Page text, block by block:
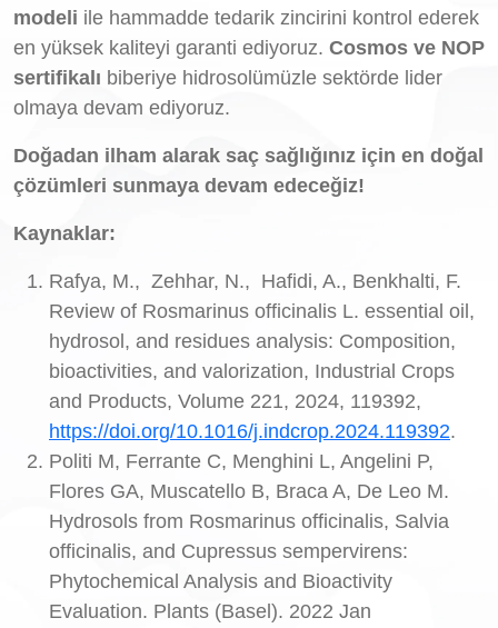
modeli ile hammadde tedarik zincirini kontrol ederek
en yüksek kaliteyi garanti ediyoruz. Cosmos ve NOP
sertifikalı biberiye hidrosolümüzle sektörde lider
olmaya devam ediyoruz.
Doğadan ilham alarak saç sağlığınız için en doğal
çözümleri sunmaya devam edeceğiz!
Kaynaklar:
Rafya, M., Zehhar, N., Hafidi, A., Benkhalti, F.
Review of Rosmarinus officinalis L. essential oil,
hydrosol, and residues analysis: Composition,
bioactivities, and valorization, Industrial Crops
and Products, Volume 221, 2024, 119392,
https://doi.org/10.1016/j.indcrop.2024.119392.
Politi M, Ferrante C, Menghini L, Angelini P,
Flores GA, Muscatello B, Braca A, De Leo M.
Hydrosols from Rosmarinus officinalis, Salvia
officinalis, and Cupressus sempervirens:
Phytochemical Analysis and Bioactivity
Evaluation. Plants (Basel). 2022 Jan